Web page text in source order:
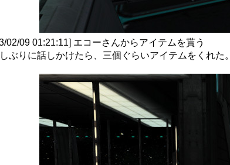
02/09 01:21:11] エコーさんからアイテムを貰う
ぶりに話しかけたら、三個ぐらいアイテムをくれた。